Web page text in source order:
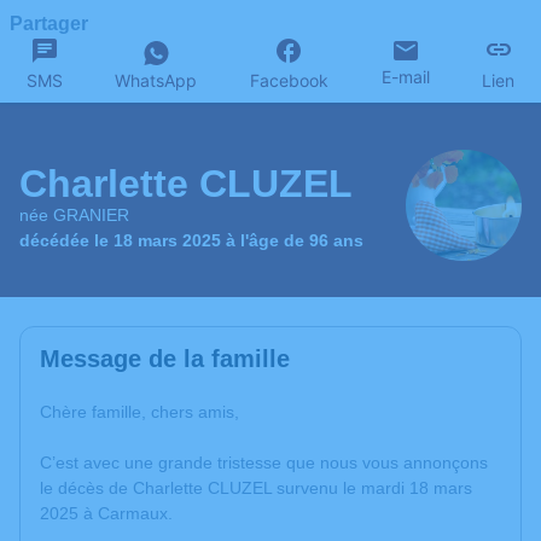
Partager
SMS WhatsApp Facebook E-mail Lien
Charlette CLUZEL
née GRANIER
décédée le 18 mars 2025 à l'âge de 96 ans
Message de la famille
Chère famille, chers amis,
C’est avec une grande tristesse que nous vous annonçons
le décès de Charlette CLUZEL survenu le mardi 18 mars
2025 à Carmaux.